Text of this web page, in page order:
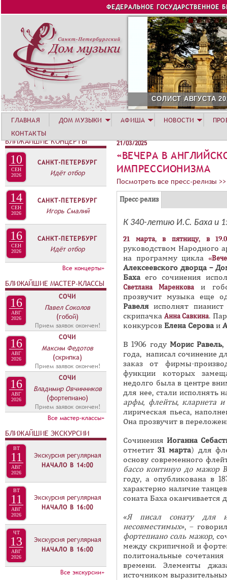
Jump to navigation
ФЕДЕРАЛЬНОЕ ГОСУДАРСТВЕННОЕ
СОЛИСТ АВГУСТА 2026
21/03/2025
«ВЕЧЕРА В
ИМПРЕССИОНИЗМА
Посмотреть все пресс-релизы >>
Г
П
П
Л
Д
П
Л
И
Пресс-релиз(
а
к
т
и
в
н
а
я
в
к
а
д
а
)
К 340-летию И.С. Баха и
21 марта, в пятницу, в
руководством Народного
на программу цикла
Алексеевского дворца –
Баха его сочинения
Светлана Маренкова и
прозвучит музыка еще
Равеля исполнят
скрипачка Анна Савкина.
конкурсов Елена Серова и
В 1906 году Морис Равель,
года, написал сочинение
заказ от фирмы-
функции которых
недолго была в центре
для нее, стали исполнять
арфы, флейты, кларнета и
лирическая пьеса,
Она прозвучит в
Сочинения Иоганна
отметит 31 марта) для
основу современного
бассо континуодо мажор
году, а опубликована в
характерно наличие
соната Баха оканчивается
«Я писал сонату для
несовместимых», –
фортепиано соль мажор,
между скрипичной и
политональные
времени. Элементы
источником
ГЛАВНАЯ ДОМ МУЗЫКИ АФИША НОВОСТИ
КОНТАКТЫ
БЛИЖАЙШИЕ КОНЦЕРТЫ
10
СЕН
2026
САНКТ-ПЕТЕРБУРГ
Идёт отбор
14
СЕН
2026
САНКТ-ПЕТЕРБУРГ
Игорь Смалий
16
СЕН
2026
САНКТ-ПЕТЕРБУРГ
Идёт отбор
Все концерты»
БЛИЖАЙШИЕ МАСТЕР-КЛАССЫ
16
АВГ
2026
СОЧИ
Павел Соколов
(гобой)
Прием заявок окончен!
16
АВГ
2026
СОЧИ
Максим Федотов
(скрипка)
Прием заявок окончен!
16
АВГ
2026
СОЧИ
Владимир Овчинников
(фортепиано)
Прием заявок окончен!
Все мастер-классы»
БЛИЖАЙШИЕ ЭКСКУРСИИ
ВТ
11
АВГ
2026
Экскурсия регулярная
НАЧАЛО В 14:00
ВТ
11
АВГ
2026
Экскурсия регулярная
НАЧАЛО В 16:00
ЧТ
13
АВГ
2026
Экскурсия регулярная
НАЧАЛО В 16:00
Все экскурсии»